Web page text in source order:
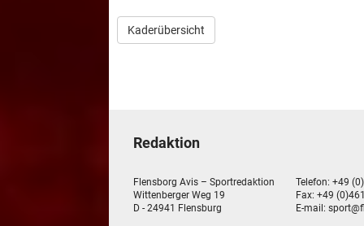
Kaderübersicht
Redaktion
Flensborg Avis – Sportredaktion
Wittenberger Weg 19
D - 24941 Flensburg
Telefon: +49
Fax: +49
E-mail: